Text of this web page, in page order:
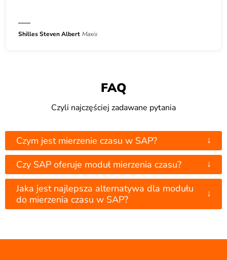
Shilles Steven Albert Maxis
FAQ
Czyli najczęściej zadawane pytania
Czym jest mierzenie czasu w SAP? ↓
Czy SAP oferuje moduł mierzenia czasu? ↓
Jaka jest najlepsza alternatywa dla modułu
do mierzenia czasu w SAP?
↓